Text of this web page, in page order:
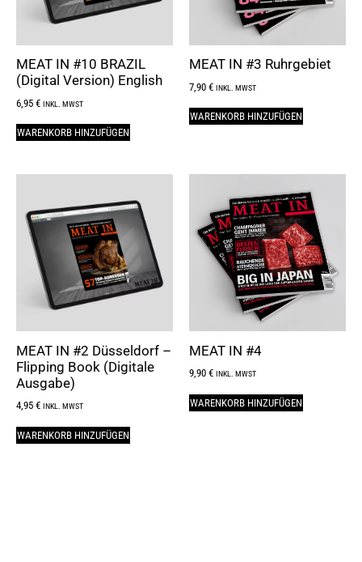
MEAT IN #10 BRAZIL
(Digital Version) English
6,95 € INKL. MWST
WARENKORB HINZUFÜGEN
MEAT IN #3 Ruhrgebiet
7,90 € INKL. MWST
WARENKORB HINZUFÜGEN
MEAT IN #2 Düsseldorf –
Flipping Book (Digitale
Ausgabe)
4,95 € INKL. MWST
WARENKORB HINZUFÜGEN
MEAT IN #4
9,90 € INKL. MWST
WARENKORB HINZUFÜGEN